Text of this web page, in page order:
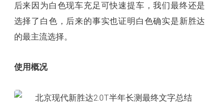
后来因为白色现车充足可快速提车，我们最终还是
选择了白色，后来的事实也证明白色确实是新胜达
的最主流选择。
使用概况